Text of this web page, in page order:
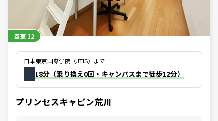
空室 12
日本東京国際学院（JTIS）まで
18分（乗り換え0回・キャンパスまで徒歩12分）
プリンセスキャビン荒川